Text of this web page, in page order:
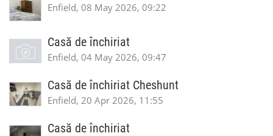
Enfield, 08 May 2026, 09:22
Casă de închiriat
Enfield, 04 May 2026, 09:47
Casă de închiriat Cheshunt
Enfield, 20 Apr 2026, 11:55
Casă de închiriat